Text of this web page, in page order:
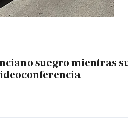
suegro mientras